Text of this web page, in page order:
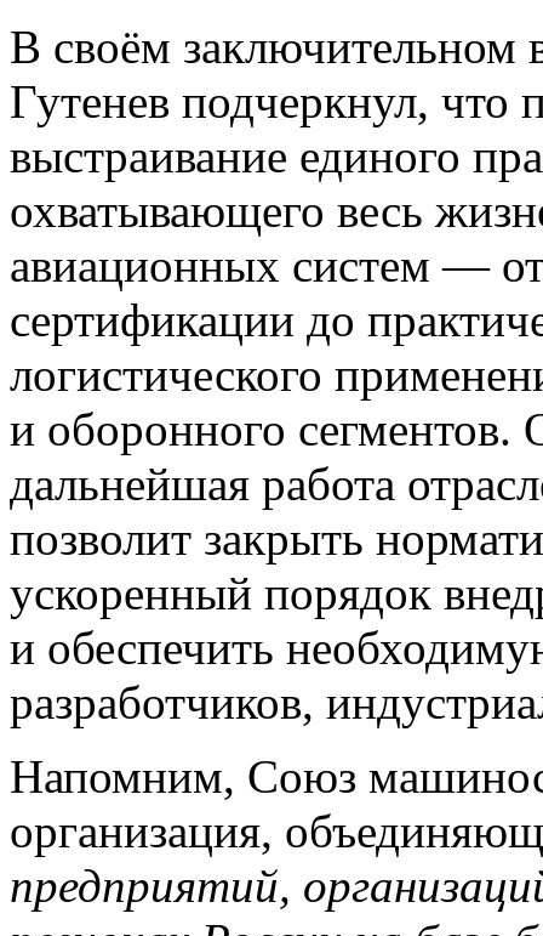
В своём
Гутенев подчеркнул, что
выстраивание единого
охватывающего весь
авиационных систем —
сертификации до
логистического
и оборонного сегментов.
дальнейшая работа
позволит закрыть
ускоренный порядок
и обеспечить
разработчиков,
Напомним, Союз
организация,
предприятий,